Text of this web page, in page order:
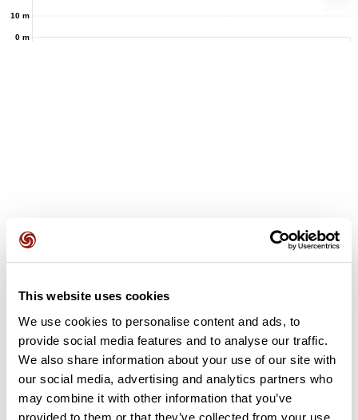
This website uses cookies
We use cookies to personalise content and ads, to
provide social media features and to analyse our traffic.
We also share information about your use of our site with
our social media, advertising and analytics partners who
may combine it with other information that you’ve
provided to them or that they’ve collected from your use
0 m
10 m
Opiniones de los usuarios
Este recorrido aún no contiene opiniones. ¿Ya lo has
completado? ¡Deja la primera opinión!